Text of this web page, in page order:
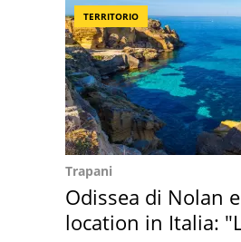
TERRITORIO
Trapani
Odissea di Nolan
location in Italia: